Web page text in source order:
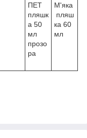
ПЕТ
пляшк
а 50
мл
прозо
ра
М'яка
пляш
ка 60
мл